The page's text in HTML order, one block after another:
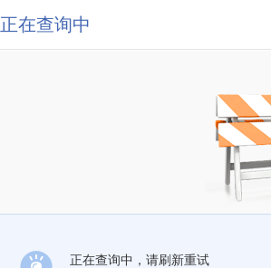
正在查询中
正在查询中，请刷新重试